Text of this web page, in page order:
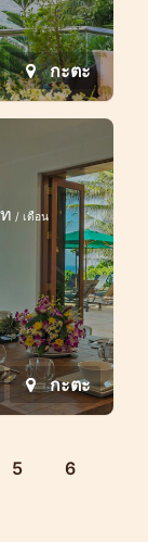
กะตะ
ห้อง
/ เดือน
กะตะ
5
6